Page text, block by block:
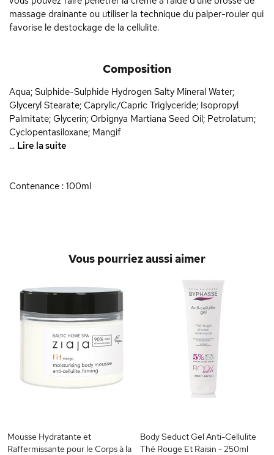
massage drainante ou utiliser la technique du palper-rouler qui
favorise le destockage de la cellulite.
Composition
Aqua; Sulphide-Sulphide Hydrogen Salty Mineral Water;
Glyceryl Stearate; Caprylic/Capric Triglyceride; Isopropyl
Palmitate; Glycerin; Orbignya Martiana Seed Oil; Petrolatum;
Cyclopentasiloxane; Mangif
... Lire la suite
Contenance : 100ml
Vous pourriez aussi aimer
Mousse Hydratante et
Raffermissante pour le Corps à la
Body Seduct Gel Anti-Cellulite
Thé Rouge Et Raisin - 250ml